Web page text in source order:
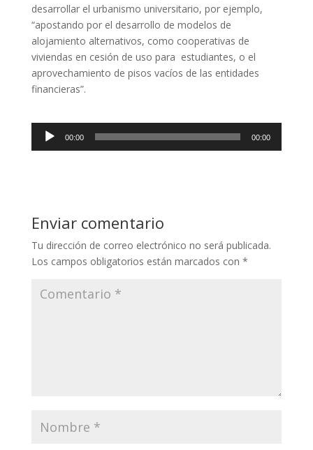
desarrollar el urbanismo universitario, por ejemplo,
“apostando por el desarrollo de modelos de
alojamiento alternativos, como cooperativas de
viviendas en cesión de uso para estudiantes, o el
aprovechamiento de pisos vacíos de las entidades
financieras”.
Reproductor
00:00 00:00
Enviar comentario
Tu dirección de correo electrónico no será publicada.
Los campos obligatorios están marcados con *